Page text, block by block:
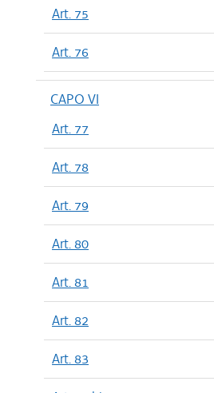
Art. 75
Art. 76
CAPO VI
Art. 77
Art. 78
Art. 79
Art. 80
Art. 81
Art. 82
Art. 83